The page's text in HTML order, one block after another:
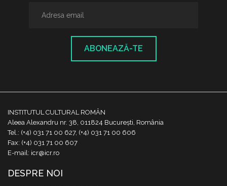
ABONEAZĂ-TE
INSTITUTUL CULTURAL ROMÂN
Aleea Alexandru nr. 38, 011824 București, România
Tel.: (+4) 031 71 00 627, (+4) 031 71 00 606
Fax: (+4) 031 71 00 607
E-mail: icr@icr.ro
DESPRE NOI